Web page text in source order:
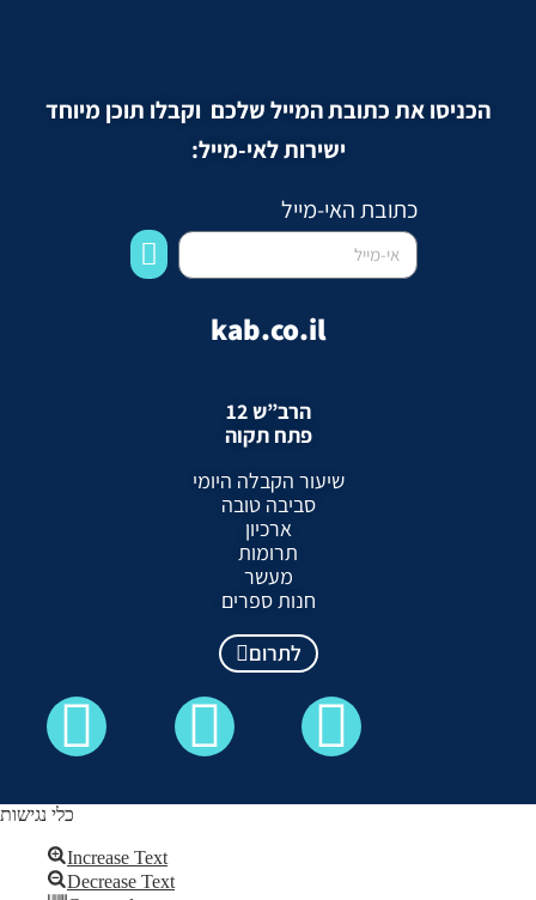
הכניסו את כתובת המייל שלכם וקבלו תוכן מיוחד
ישירות לאי-מייל:
כתובת האי-מייל
kab.co.il
הרב”ש 12
פתח תקוה
שיעור הקבלה היומי
סביבה טובה
ארכיון
תרומות
מעשר
חנות ספרים
לתרום
כלי נגישות
Increase Text
Decrease Text